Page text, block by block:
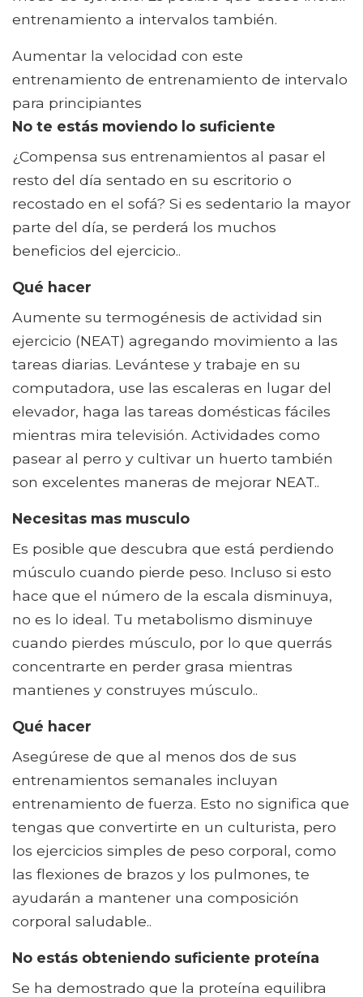
entrenamiento a intervalos también.
Aumentar la velocidad con este
entrenamiento de entrenamiento de intervalo
para principiantes
No te estás moviendo lo suficiente
¿Compensa sus entrenamientos al pasar el
resto del día sentado en su escritorio o
recostado en el sofá? Si es sedentario la mayor
parte del día, se perderá los muchos
beneficios del ejercicio..
Qué hacer
Aumente su termogénesis de actividad sin
ejercicio (NEAT) agregando movimiento a las
tareas diarias. Levántese y trabaje en su
computadora, use las escaleras en lugar del
elevador, haga las tareas domésticas fáciles
mientras mira televisión. Actividades como
pasear al perro y cultivar un huerto también
son excelentes maneras de mejorar NEAT..
Necesitas mas musculo
Es posible que descubra que está perdiendo
músculo cuando pierde peso. Incluso si esto
hace que el número de la escala disminuya,
no es lo ideal. Tu metabolismo disminuye
cuando pierdes músculo, por lo que querrás
concentrarte en perder grasa mientras
mantienes y construyes músculo..
Qué hacer
Asegúrese de que al menos dos de sus
entrenamientos semanales incluyan
entrenamiento de fuerza. Esto no significa que
tengas que convertirte en un culturista, pero
los ejercicios simples de peso corporal, como
las flexiones de brazos y los pulmones, te
ayudarán a mantener una composición
corporal saludable..
No estás obteniendo suficiente proteína
Se ha demostrado que la proteína equilibra